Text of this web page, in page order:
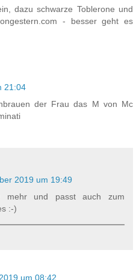
dazu schwarze Toblerone und
- besser geht es
21:04
der Frau das M von Mc
2019 um 19:49
mehr und passt auch zum
:-)
um 08:42